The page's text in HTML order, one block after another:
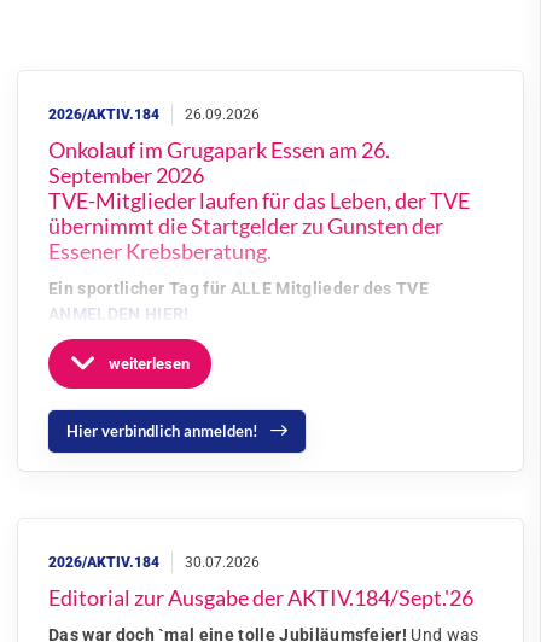
Onkolauf im Grugapark Essen am 26.
September 2026
TVE-Mitglieder laufen für das Leben, der TVE
übernimmt die Startgelder zu Gunsten der
Essener Krebsberatung.
Ein sportlicher Tag für ALLE Mitglieder des TVE
ANMELDEN HIER!
weiterlesen
Hier verbindlich anmelden!
Editorial zur Ausgabe der AKTIV.184/Sept.'26
Das war doch `mal eine tolle Jubiläumsfeier! Und was